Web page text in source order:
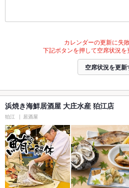
カレンダーの更新に失
下記ボタンを押して空席状況を
空席状況を更新
浜焼き海鮮居酒屋 大庄水産 狛江店
狛江 居酒屋